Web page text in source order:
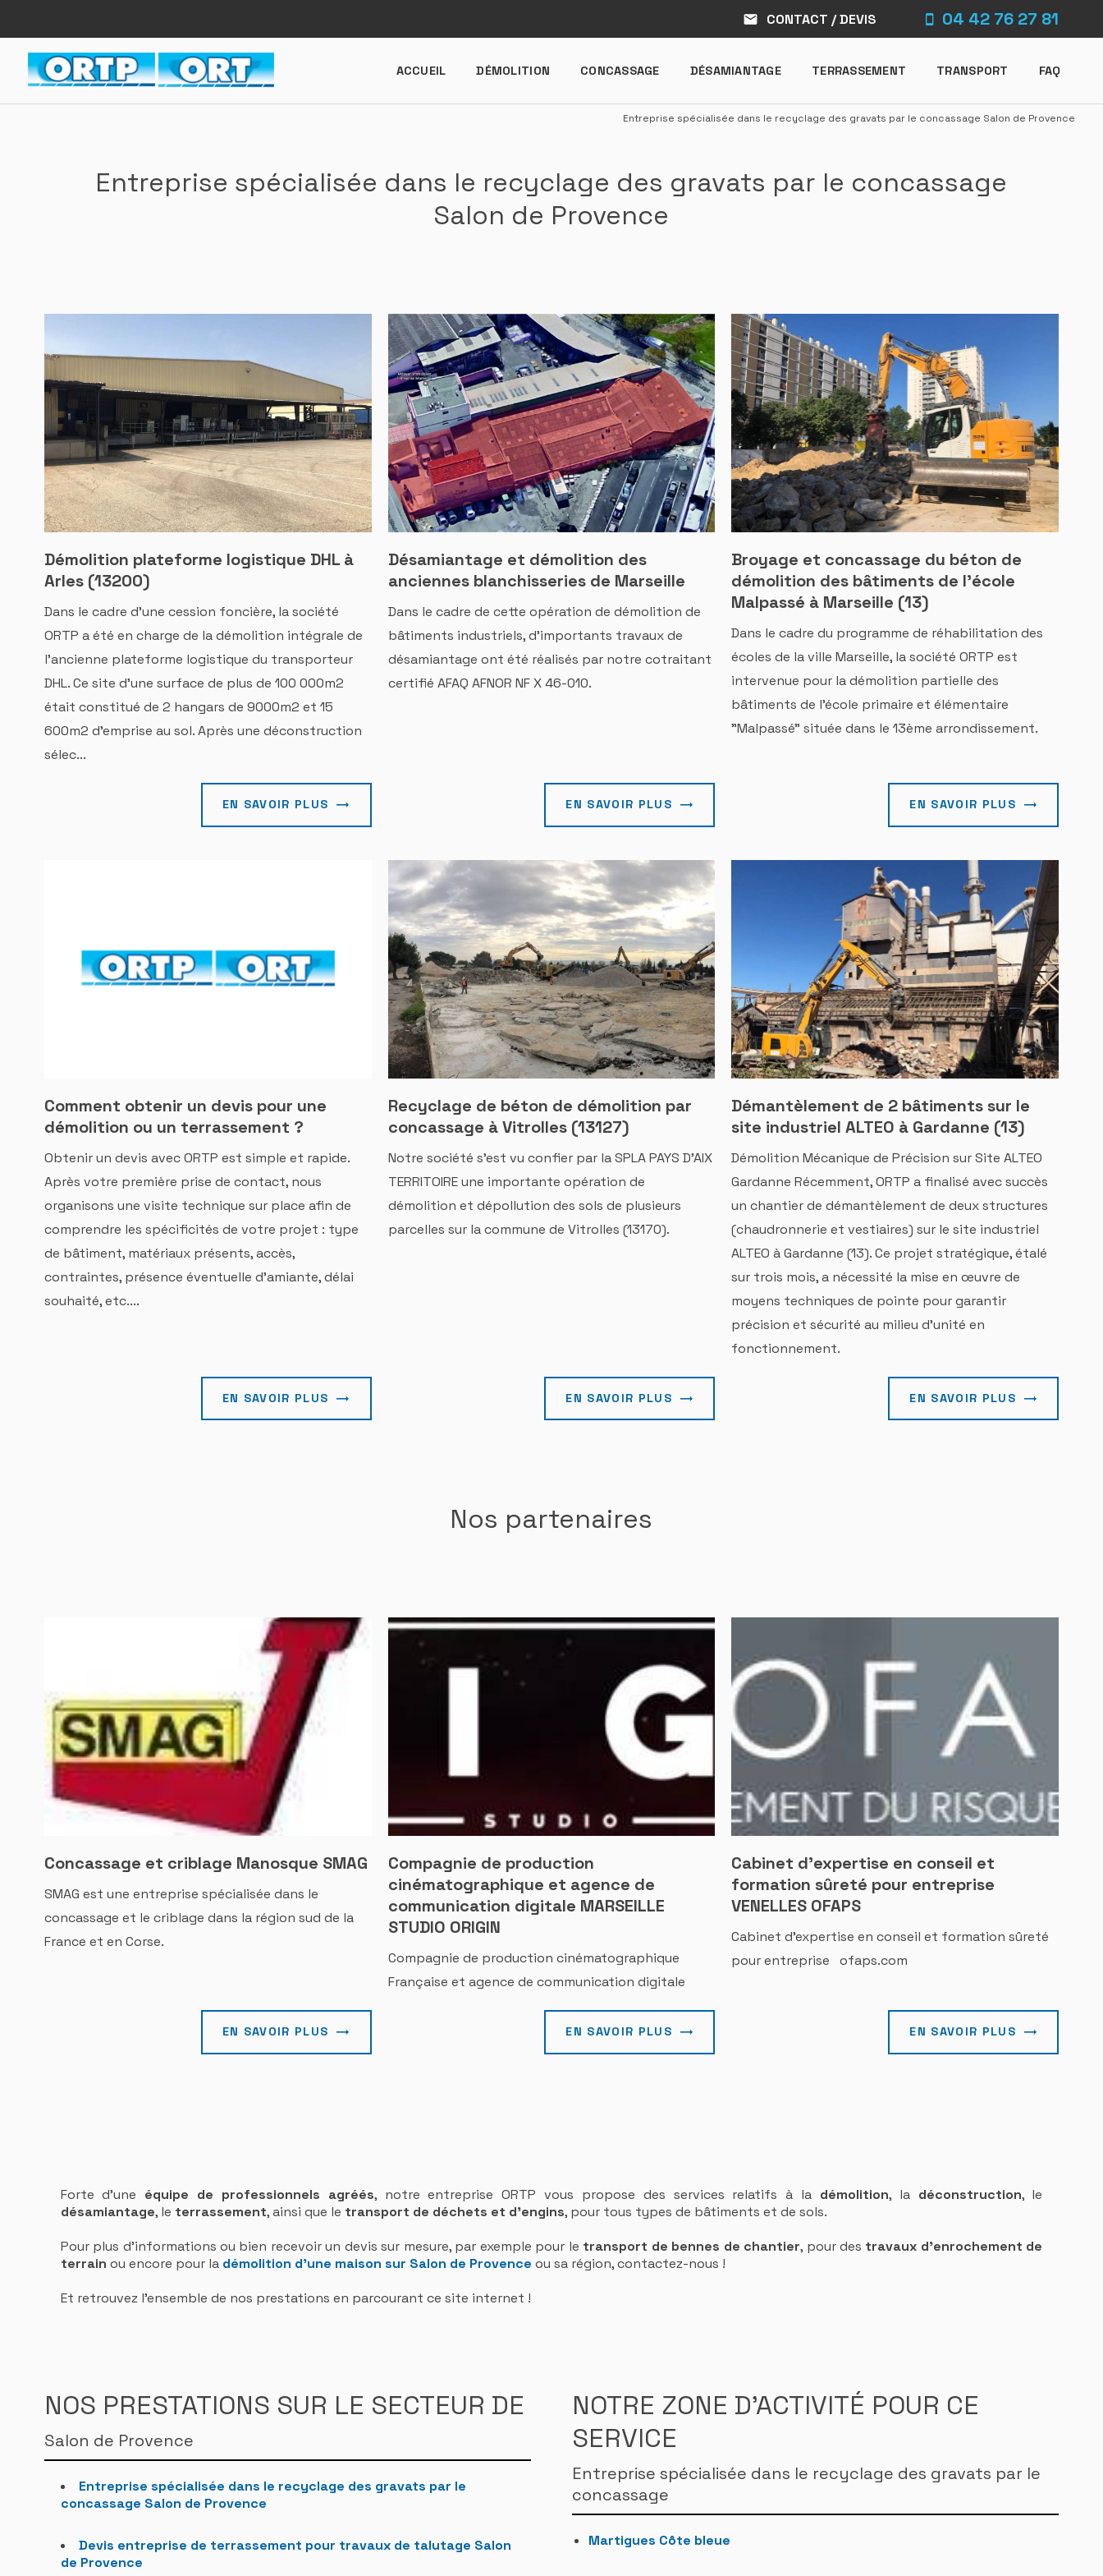
mail CONTACT / DEVIS 04 42 76 27 81
ACCUEIL DÉMOLITION CONCASSAGE DÉSAMIANTAGE TERRASSEMENT TRANSPORT FAQ
Entreprise spécialisée dans le recyclage des gravats par le concassage Salon de Provence
Entreprise spécialisée dans le recyclage des gravats par le concassage
Salon de Provence
Démolition plateforme logistique DHL à
Arles (13200)
Dans le cadre d'une cession foncière, la société
ORTP a été en charge de la démolition intégrale de
l'ancienne plateforme logistique du transporteur
DHL. Ce site d'une surface de plus de 100 000m2
était constitué de 2 hangars de 9000m2 et 15
600m2 d'emprise au sol. Après une déconstruction
sélec...
EN SAVOIR PLUS
Désamiantage et démolition des
anciennes blanchisseries de Marseille
Dans le cadre de cette opération de démolition de
bâtiments industriels, d'importants travaux de
désamiantage ont été réalisés par notre cotraitant
certifié AFAQ AFNOR NF X 46-010.
EN SAVOIR PLUS
Broyage et concassage du béton de
démolition des bâtiments de l'école
Malpassé à Marseille (13)
Dans le cadre du programme de réhabilitation des
écoles de la ville Marseille, la société ORTP est
intervenue pour la démolition partielle des
bâtiments de l'école primaire et élémentaire
"Malpassé" située dans le 13ème arrondissement.
EN SAVOIR PLUS
Comment obtenir un devis pour une
démolition ou un terrassement ?
Obtenir un devis avec ORTP est simple et rapide.
Après votre première prise de contact, nous
organisons une visite technique sur place afin de
comprendre les spécificités de votre projet : type
de bâtiment, matériaux présents, accès,
contraintes, présence éventuelle d’amiante, délai
souhaité, etc....
EN SAVOIR PLUS
Recyclage de béton de démolition par
concassage à Vitrolles (13127)
Notre société s'est vu confier par la SPLA PAYS D'AIX
TERRITOIRE une importante opération de
démolition et dépollution des sols de plusieurs
parcelles sur la commune de Vitrolles (13170).
EN SAVOIR PLUS
Démantèlement de 2 bâtiments sur le
site industriel ALTEO à Gardanne (13)
Démolition Mécanique de Précision sur Site ALTEO
Gardanne Récemment, ORTP a finalisé avec succès
un chantier de démantèlement de deux structures
(chaudronnerie et vestiaires) sur le site industriel
ALTEO à Gardanne (13). Ce projet stratégique, étalé
sur trois mois, a nécessité la mise en œuvre de
moyens techniques de pointe pour garantir
précision et sécurité au milieu d’unité en
fonctionnement.
EN SAVOIR PLUS
Nos partenaires
Concassage et criblage Manosque SMAG
SMAG est une entreprise spécialisée dans le
concassage et le criblage dans la région sud de la
France et en Corse.
EN SAVOIR PLUS
Compagnie de production
cinématographique et agence de
communication digitale MARSEILLE
STUDIO ORIGIN
Compagnie de production cinématographique
Française et agence de communication digitale
EN SAVOIR PLUS
Cabinet d'expertise en conseil et
formation sûreté pour entreprise
VENELLES OFAPS
Cabinet d'expertise en conseil et formation sûreté
pour entreprise ofaps.com
EN SAVOIR PLUS
Forte d’une équipe de professionnels agréés, notre entreprise ORTP vous propose des services relatifs à la démolition, ladéconstruction, le
désamiantage, le terrassement, ainsi que le transport de déchets et d'engins, pour tous types de bâtiments et de sols.
Pour plus d'informations ou bien recevoir un devis sur mesure, par exemple pour le transport de bennes de chantier, pour des travaux d'enrochement de
terrain ou encore pour la démolition d'une maison sur Salon de Provence ou sa région, contactez-nous !
Et retrouvez l'ensemble de nos prestations en parcourant ce site internet !
NOS PRESTATIONS SUR LE SECTEUR DE
Salon de Provence
Entreprise spécialisée dans le recyclage des gravats par le
concassage Salon de Provence
Devis entreprise de terrassement pour travaux de talutage Salon
de Provence
NOTRE ZONE D'ACTIVITÉ POUR CE
SERVICE
Entreprise spécialisée dans le recyclage des gravats par le
concassage
Martigues Côte bleue